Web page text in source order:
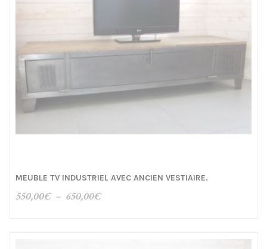
MEUBLE TV INDUSTRIEL AVEC ANCIEN VESTIAIRE.
550,00€ – 650,00€Plage